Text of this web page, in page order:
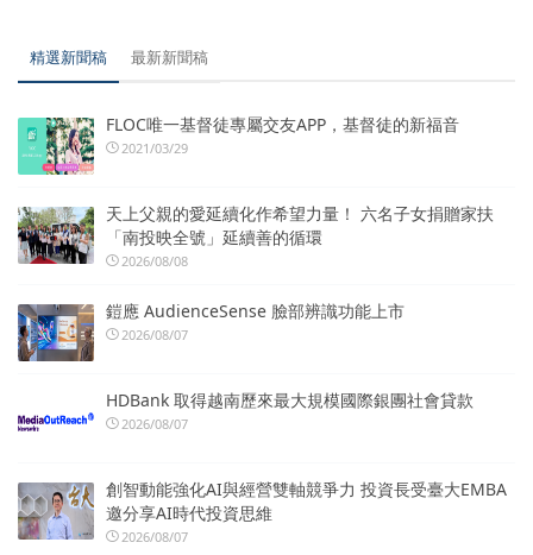
精選新聞稿 最新新聞稿
FLOC唯一基督徒專屬交友APP，基督徒的新福音
2021/03/29
天上父親的愛延續化作希望力量！ 六名子女捐贈家扶
「南投映全號」延續善的循環
2026/08/08
鎧應 AudienceSense 臉部辨識功能上市
2026/08/07
HDBank 取得越南歷來最大規模國際銀團社會貸款
2026/08/07
創智動能強化AI與經營雙軸競爭力 投資長受臺大EMBA
邀分享AI時代投資思維
2026/08/07